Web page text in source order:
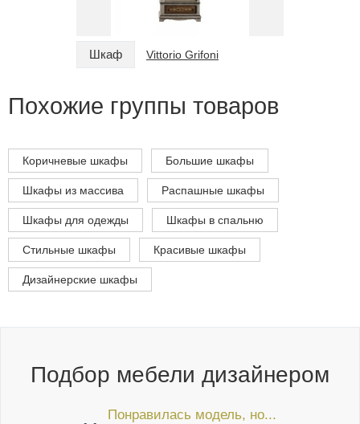
Шкаф Vittorio Grifoni
Похожие группы товаров
Коричневые шкафы Большие шкафы
Шкафы из массива Распашные шкафы
Шкафы для одежды Шкафы в спальню
Стильные шкафы Красивые шкафы
Дизайнерские шкафы
Подбор мебели дизайнером
Понравилась модель, но...